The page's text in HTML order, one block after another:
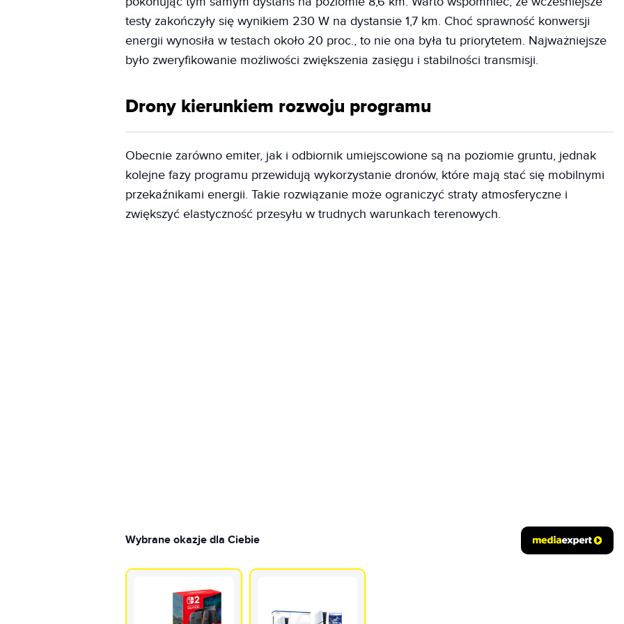
testy zakończyły się wynikiem 230 W na dystansie 1,7 km. Choć sprawność konwersji
energii wynosiła w testach około 20 proc., to nie ona była tu priorytetem. Najważniejsze
było zweryfikowanie możliwości zwiększenia zasięgu i stabilności transmisji.
Drony kierunkiem rozwoju programu
Obecnie zarówno emiter, jak i odbiornik umiejscowione są na poziomie gruntu, jednak
kolejne fazy programu przewidują wykorzystanie dronów, które mają stać się mobilnymi
przekaźnikami energii. Takie rozwiązanie może ograniczyć straty atmosferyczne i
zwiększyć elastyczność przesyłu w trudnych warunkach terenowych.
Wybrane okazje dla Ciebie